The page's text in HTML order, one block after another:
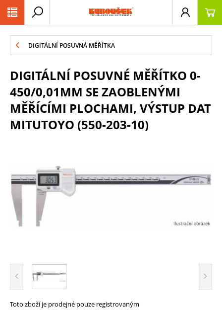
DIGITÁLNÍ POSUVNÁ MĚŘÍTKA
DIGITÁLNÍ POSUVNÉ MĚŘÍTKO 0-
450/0,01MM SE ZAOBLENÝMI
MĚŘÍCÍMI PLOCHAMI, VÝSTUP DAT
MITUTOYO (550-203-10)
Toto zboží je prodejné pouze registrovaným